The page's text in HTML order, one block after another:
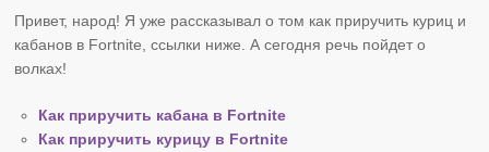
Привет, народ! Я уже рассказывал о том как приручить куриц и
кабанов в Fortnite, ссылки ниже. А сегодня речь пойдет о
волках!
Как приручить кабана в Fortnite
Как приручить курицу в Fortnite